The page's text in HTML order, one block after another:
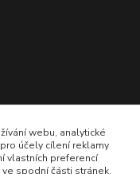
webu, analytické
účely cílení reklamy
vlastních preferencí
spodní části stránek.